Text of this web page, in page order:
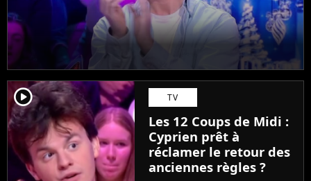
player2 TV
Les 12 Coups de Midi :
Cyprien prêt à
réclamer le retour des
anciennes règles ?